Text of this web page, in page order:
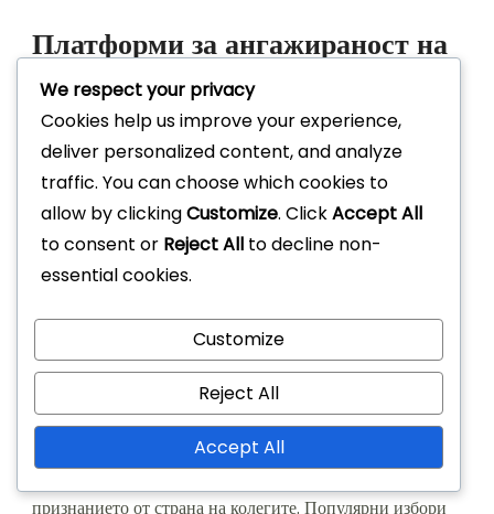
Платформи за ангажираност на
служителите
Платформите за ангажираност на служителите са
проектирани да насърчават положителна работна
култура и да повишават мотивацията чрез признание и
награди. Тези платформи често включват инструменти
за обратна връзка, анкети и социално признание, което
удовлетвореност на служителите.
При внедряване на платформа за ангажираност на
служителите, уверете се, че тя съответства на
ценностите и културата на вашата компания. Търсете
функции, които насърчават прозрачността и окуражават
признанието от страна на колегите. Популярни избори
We respect your privacy
Cookies help us improve your experience,
deliver personalized content, and analyze
traffic. You can choose which cookies to
allow by clickingCustomize. ClickAccept All
to consent or Reject All to decline non-
essential cookies.
Customize
Reject All
Accept All